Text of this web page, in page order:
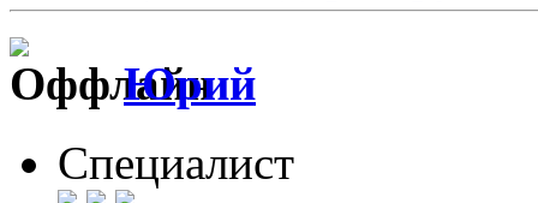
Юрий
Специалист